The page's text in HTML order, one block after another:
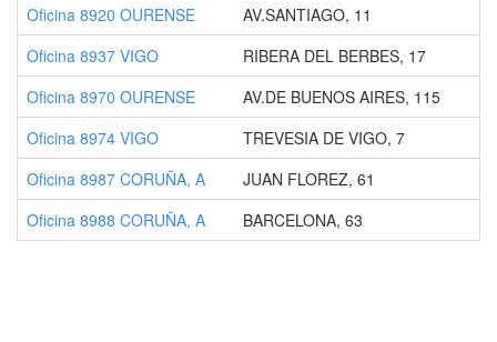
Oficina 8920 OURENSE
AV.SANTIAGO, 11
Oficina 8937 VIGO
RIBERA DEL BERBES, 17
Oficina 8970 OURENSE
AV.DE BUENOS AIRES, 115
Oficina 8974 VIGO
TREVESIA DE VIGO, 7
Oficina 8987 CORUÑA, A
JUAN FLOREZ, 61
Oficina 8988 CORUÑA, A
BARCELONA, 63